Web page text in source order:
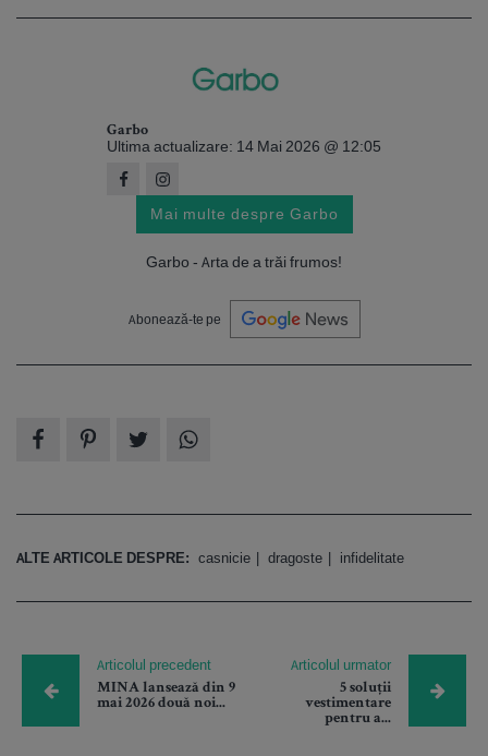
Garbo
Ultima actualizare: 14 Mai 2026 @ 12:05
Mai multe despre Garbo
Garbo - Arta de a trăi frumos!
Abonează-te pe
ALTE ARTICOLE DESPRE: casnicie dragoste infidelitate
Articolul precedent
MINA lansează din 9
mai 2026 două noi...
Articolul urmator
5 soluții
vestimentare
pentru a...